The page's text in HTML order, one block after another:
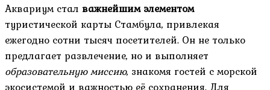
Аквариум стал важнейшим элементом
туристической карты Стамбула, привлекая
ежегодно сотни тысяч посетителей. Он не только
предлагает развлечение, но и выполняет
образовательную миссию, знакомя гостей с морской